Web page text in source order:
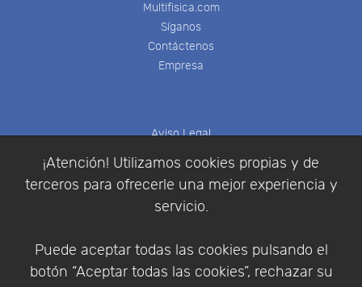
¡Atención! Utilizamos cookies propias y de
terceros para ofrecerle una mejor experiencia y
servicio.
Puede aceptar todas las cookies pulsando el
botón “Aceptar todas las cookies”, rechazar su
Multifisica.com
Síganos
Contáctenos
Empresa
Aviso Legal
Política de Privacidad
Condiciones de compra
Identificarse